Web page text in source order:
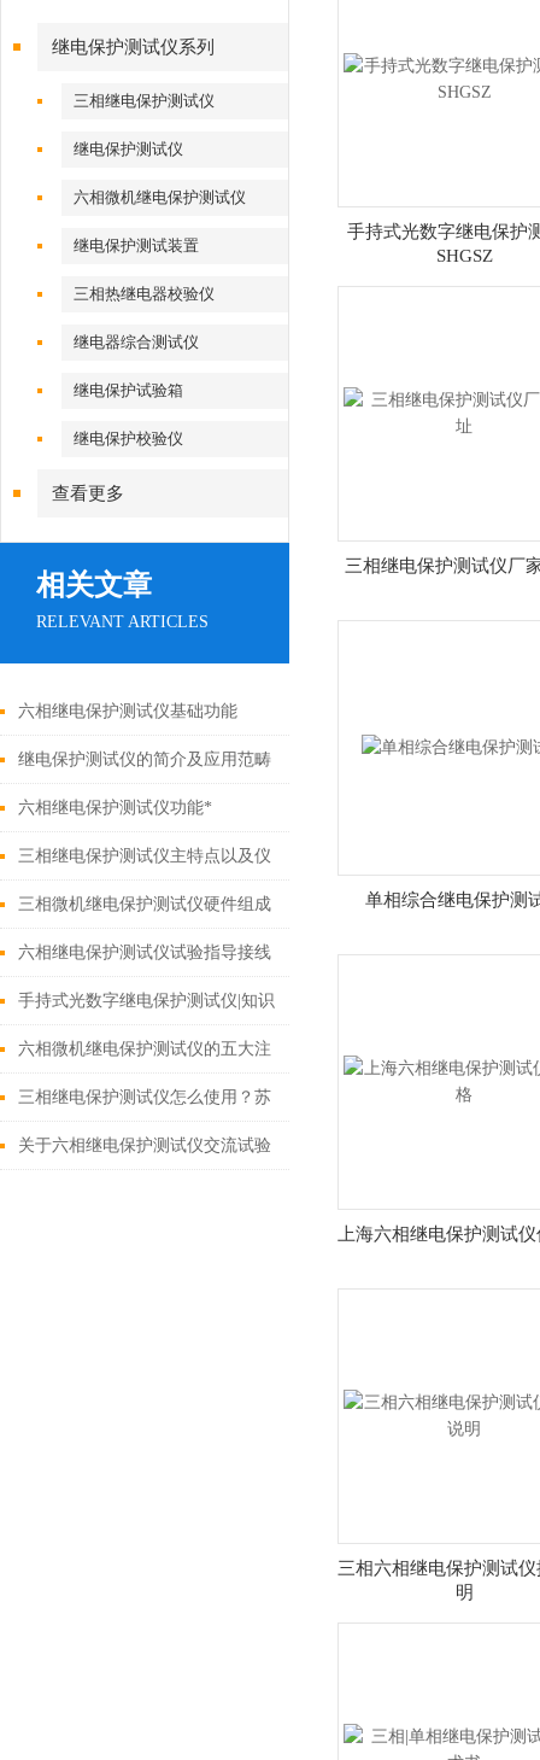
继电保护测试仪系列
三相继电保护测试仪
继电保护测试仪
六相微机继电保护测试仪
继电保护测试装置
三相热继电器校验仪
继电器综合测试仪
继电保护试验箱
继电保护校验仪
查看更多
相关文章
RELEVANT ARTICLES
六相继电保护测试仪基础功能
继电保护测试仪的简介及应用范畴
六相继电保护测试仪功能*
三相继电保护测试仪主特点以及仪
器介绍
三相微机继电保护测试仪硬件组成
六相继电保护测试仪试验指导接线
手持式光数字继电保护测试仪​|知识
全知道
六相微机继电保护测试仪的五大注
意问题
三相继电保护测试仪怎么使用？苏
霍小编为您解答
关于六相继电保护测试仪交流试验
手持式光数字继电保护
SHGSZ
三相继电保护测试仪厂
单相综合继电保护测
上海六相继电保护测试
三相六相继电保护测试
明